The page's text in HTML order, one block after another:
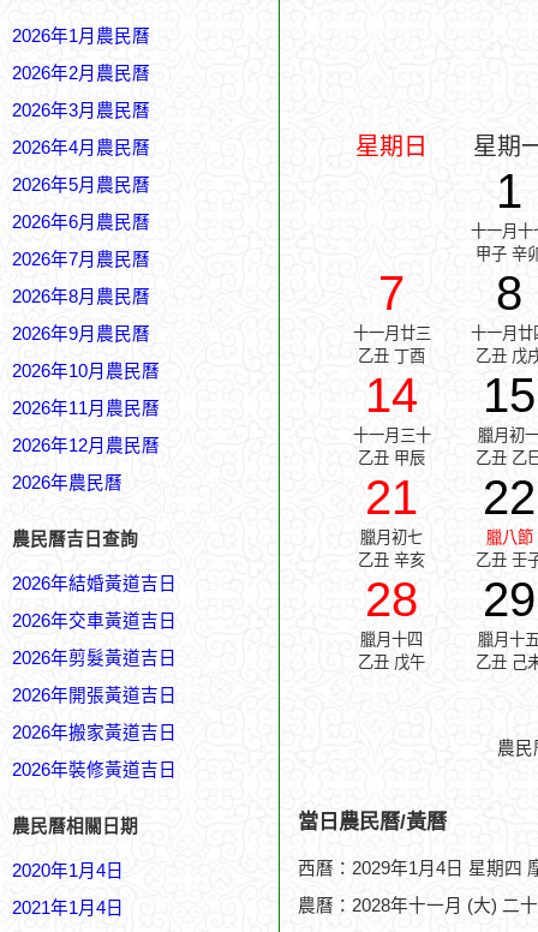
2026年1月農民曆
2026年2月農民曆
2026年3月農民曆
2026年4月農民曆
2026年5月農民曆
2026年6月農民曆
2026年7月農民曆
2026年8月農民曆
2026年9月農民曆
2026年10月農民曆
2026年11月農民曆
2026年12月農民曆
2026年農民曆
農民曆吉日查詢
2026年結婚黃道吉日
2026年交車黃道吉日
2026年剪髮黃道吉日
2026年開張黃道吉日
2026年搬家黃道吉日
2026年裝修黃道吉日
農民曆相關日期
2020年1月4日
2021年1月4日
星期日 星期
1
十一月十
甲子 辛
7
十一月廿三
乙丑 丁酉
8
十一月廿
乙丑 戊
14
十一月三十
乙丑 甲辰
15
臘月初
乙丑 乙
21
臘月初七
乙丑 辛亥
22
臘八節
乙丑 壬
28
臘月十四
乙丑 戊午
29
臘月十
乙丑 己
農
當日農民曆/黃曆
西曆：2029年1月4日 星期四
農曆：2028年十一月 (大) 二